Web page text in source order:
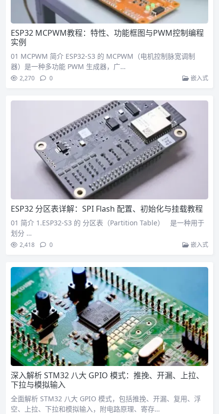
ESP32 MCPWM教程：特性、功能框图与PWM控制编程
实例
01 MCPWM 简介 ESP32-S3 的 MCPWM（电机控制脉宽调制
器）是一种多功能 PWM 生成器，广…
2,270 0 嵌入式
ESP32 分区表详解：SPI Flash 配置、初始化与挂载教程
01 简介 1.ESP32-S3 的 分区表（Partition Table） 是一种用于
划分 …
2,418 0 嵌入式
深入解析 STM32 八大 GPIO 模式：推挽、开漏、上拉、
下拉与模拟输入
全面解析 STM32 八大 GPIO 模式，包括推挽、开漏、复用、浮
空、上拉、下拉和模拟输入，附电路原理、寄存…